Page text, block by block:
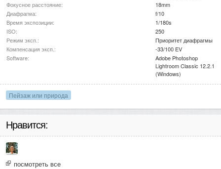
Фокусное расстояние:
18mm
Диафрагма:
f/10
Время экспозиции:
1/180s
ISO:
250
Режим эксп.:
Приоритет диафрагмы
Компенсация эксп.:
-33/100 EV
Software:
Adobe Photoshop
Lightroom Classic 12.2.1
(Windows)
Пейзаж или природа
Нравится:
посмотреть все